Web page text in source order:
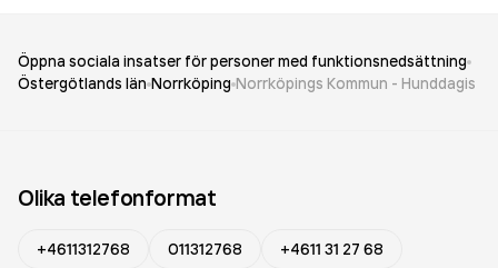
Öppna sociala insatser för personer med funktionsnedsättning
Östergötlands län Norrköping Norrköpings Kommun - Hunddagis
Olika telefonformat
+4611312768 011312768
+4611 31 27 68